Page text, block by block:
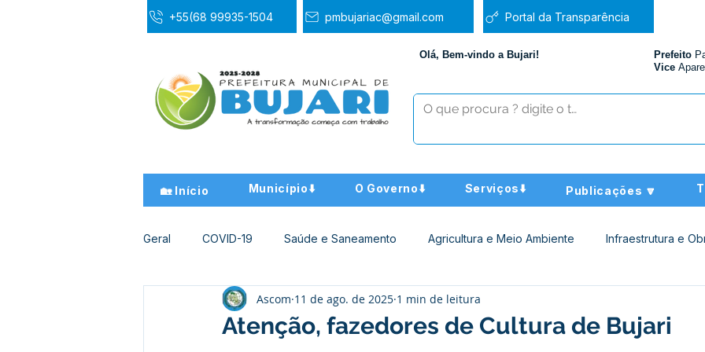
+55(68 99935-1504 pmbujariac@gmail.com Portal da Transparência
Olá, Bem-vindo a Bujari! Prefeito
Vice
🏡 Início Município⬇️ O Governo⬇️ Serviços⬇️ Publicações 🔽
Geral COVID-19 Saúde e Saneamento Agricultura e Meio Ambiente Infraestrutura e
Desporto Cultura e Lazer Educação Assistência Social
Atenção, fazedores de Cultura de Bujari
Ascom 11 de ago. de 2025 1 min de leitura